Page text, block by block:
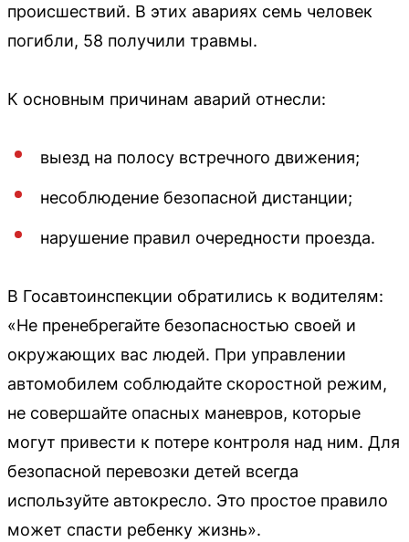
происшествий. В этих авариях семь человек
погибли, 58 получили травмы.
К основным причинам аварий отнесли:
выезд на полосу встречного движения;
несоблюдение безопасной дистанции;
нарушение правил очередности проезда.
В Госавтоинспекции обратились к водителям:
«Не пренебрегайте безопасностью своей и
окружающих вас людей. При управлении
автомобилем соблюдайте скоростной режим,
не совершайте опасных маневров, которые
могут привести к потере контроля над ним. Для
безопасной перевозки детей всегда
используйте автокресло. Это простое правило
может спасти ребенку жизнь».